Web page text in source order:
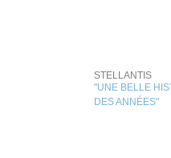
STELLANTIS
"UNE BELLE
DES ANNÉES"